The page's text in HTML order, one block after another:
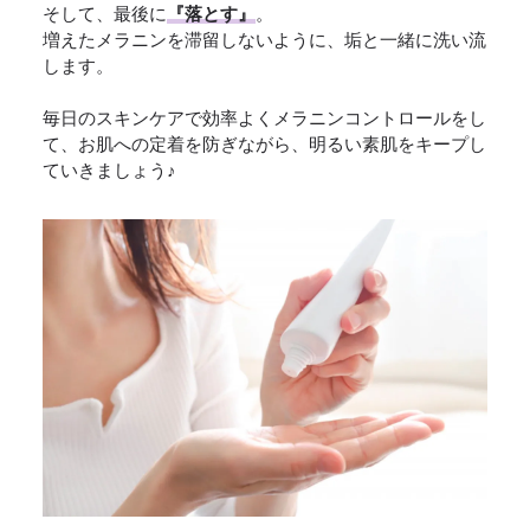
そして、最後に
『落とす』 。
増えたメラニンを滞留しないように、垢と一緒に洗い流
します。
毎日のスキンケアで効率よくメラニンコントロールをし
て、お肌への定着を防ぎながら、明るい素肌をキープし
ていきましょう♪